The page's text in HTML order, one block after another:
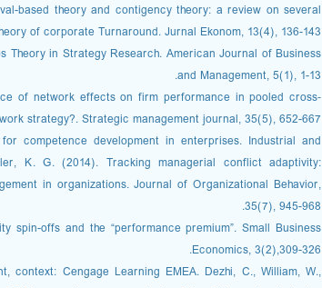
based theory and contigency theory: a review on several
of corporate Turnaround. Jurnal Ekonom, 13(4), 136-143.
Theory in Strategy Research. American Journal of Business
and Management, 5(1), 1-13.
of network effects on firm performance in pooled cross‐
strategy?. Strategic management journal, 35(5), 652-667.
competence development in enterprises. Industrial and
K. G. (2014). Tracking managerial conflict adaptivity:
in organizations. Journal of Organizational Behavior,
35(7), 945-968.
spin-offs and the “performance premium”. Small Business
Economics, 3(2),309-326.
Cengage Learning EMEA. Dezhi, C., William, W.,